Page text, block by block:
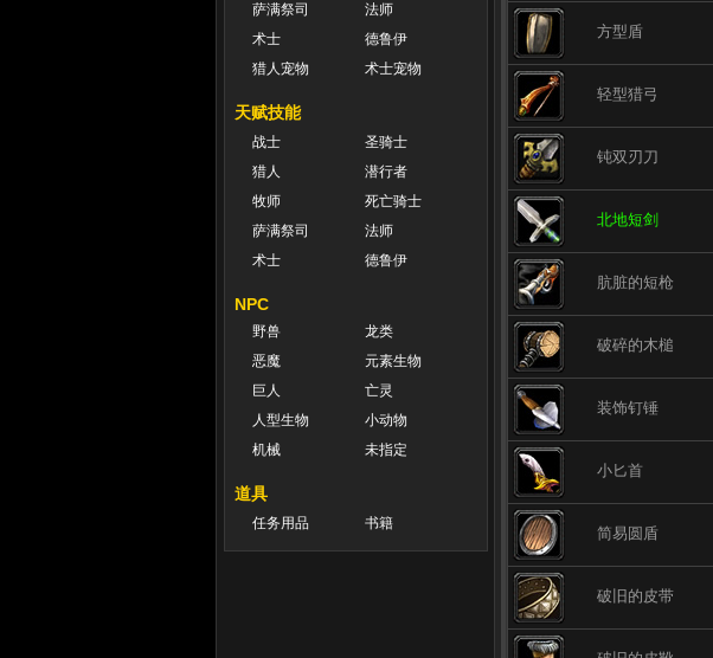
萨满祭司
法师
术士
德鲁伊
猎人宠物
术士宠物
天赋技能
战士
圣骑士
猎人
潜行者
牧师
死亡骑士
萨满祭司
法师
术士
德鲁伊
NPC
野兽
龙类
恶魔
元素生物
巨人
亡灵
人型生物
小动物
机械
未指定
道具
任务用品 书籍
方型盾
轻型猎弓
钝双刃刀
北地短剑
肮脏的短枪
破碎的木槌
装饰钉锤
小匕首
简易圆盾
破旧的皮带